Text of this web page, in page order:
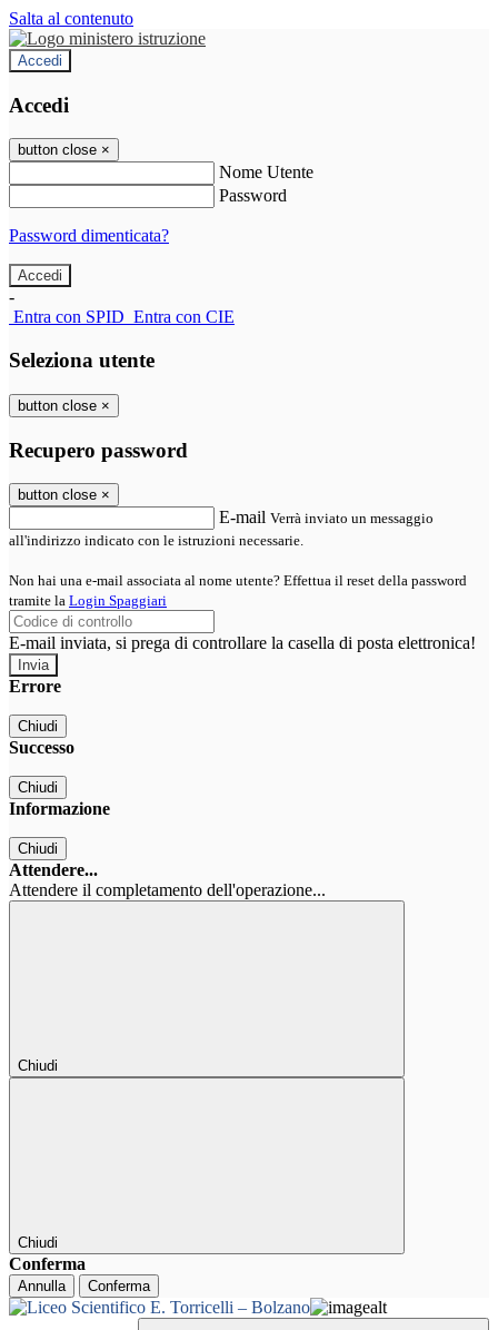
Salta al contenuto
Accedi
Accedi
button close ×
Nome Utente
Password
Password dimenticata?
-
Entra con SPID Entra con CIE
Seleziona utente
button close ×
Recupero password
button close ×
E-mail Verrà inviato un messaggio
all'indirizzo indicato con le istruzioni necessarie.
Non hai una e-mail associata al nome utente? Effettua il reset della password
tramite la Login Spaggiari
E-mail inviata, si prega di controllare la casella di posta elettronica!
Errore
Chiudi
Successo
Chiudi
Informazione
Chiudi
Attendere...
Attendere il completamento dell'operazione...
Chiudi
Chiudi
Conferma
Annulla Conferma